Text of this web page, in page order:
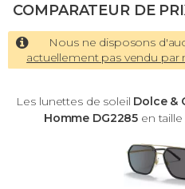
COMPARATEUR DE
Nous ne disposons
actuellement pas vendu par
Les lunettes de soleil Dolce &
Homme DG2285 en taille